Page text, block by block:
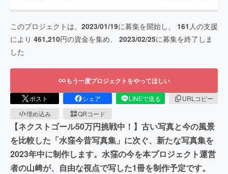
このプロジェクトは、 2023/01/19に募集を開始し、 161 人の支援
により 461,210円の資金を集め、 2023/02/25に募集を終了しま
した
もう一度プロジェクトをやってほしい
ポスト シェア LINEで送る
URLコピー
埋め込み
QRコード
【ネクストゴール50万円挑戦中！】古い写真と今の風景
を比較した「水窪今昔写真集」に次ぐ、新たな写真集を
2023年中に制作します。水窪の今を本プロジェクト運営
者の山﨑が、自由な視点で写した1冊を制作予定です。